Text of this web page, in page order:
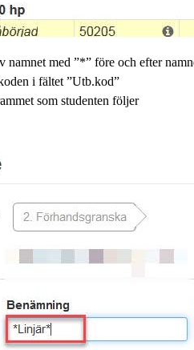
namnet med ”*” före och efter
i fältet ”Utb.kod”
som studenten följer